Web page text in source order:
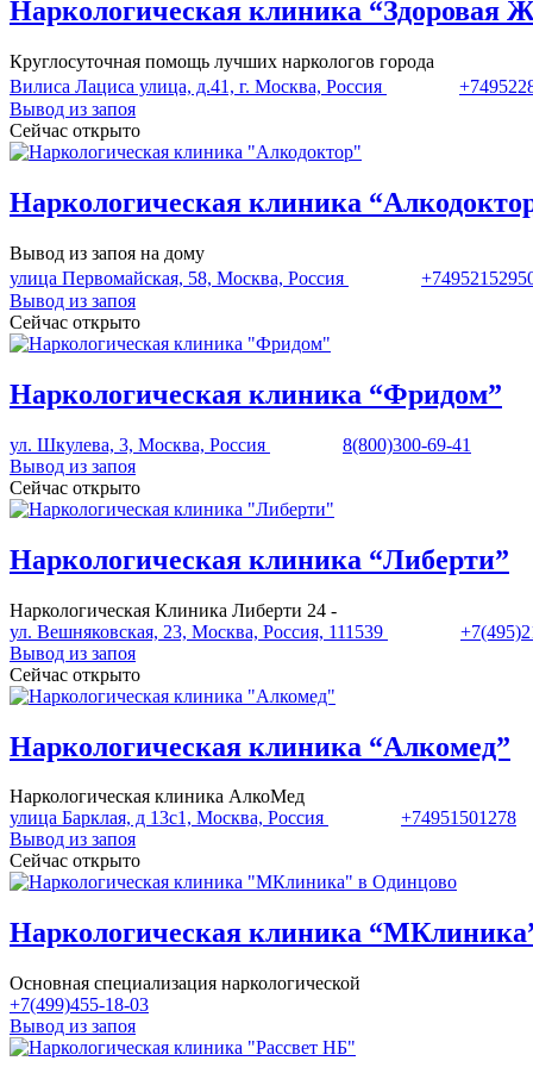
Наркологическая клиника “Здоровая
Круглосуточная помощь лучших наркологов города
Вилиса Лациса улица, д.41, г. Москва, Россия
Вывод из запоя
Сейчас открыто
Наркологическая клиника
Вывод из запоя на дому
улица Первомайская, 58, Москва, Россия
Вывод из запоя
Сейчас открыто
Наркологическая клиника “Фридом”
ул. Шкулева, 3, Москва, Россия
8(800)300-69-41
Вывод из запоя
Сейчас открыто
Наркологическая клиника “Либерти”
Наркологическая Клиника Либерти 24 -
ул. Вешняковская, 23, Москва, Россия, 111539
Вывод из запоя
Сейчас открыто
Наркологическая клиника “Алкомед”
Наркологическая клиника АлкоМед
улица Барклая, д 13с1, Москва, Россия
+74951501278
Вывод из запоя
Сейчас открыто
Наркологическая клиника
Основная специализация наркологической
+7(499)455-18-03
Вывод из запоя